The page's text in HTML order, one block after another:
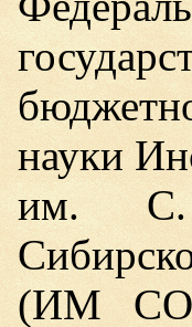
науки
им. С.
(ИМ СО